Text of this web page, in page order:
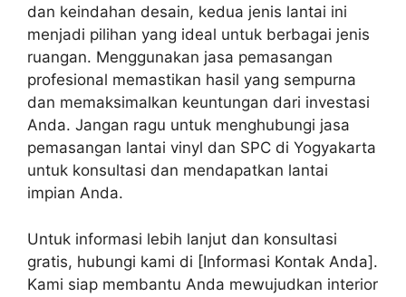
dan keindahan desain, kedua jenis lantai ini
menjadi pilihan yang ideal untuk berbagai jenis
ruangan. Menggunakan jasa pemasangan
profesional memastikan hasil yang sempurna
dan memaksimalkan keuntungan dari investasi
Anda. Jangan ragu untuk menghubungi jasa
pemasangan lantai vinyl dan SPC di Yogyakarta
untuk konsultasi dan mendapatkan lantai
impian Anda.
Untuk informasi lebih lanjut dan konsultasi
gratis, hubungi kami di [Informasi Kontak Anda].
Kami siap membantu Anda mewujudkan interior